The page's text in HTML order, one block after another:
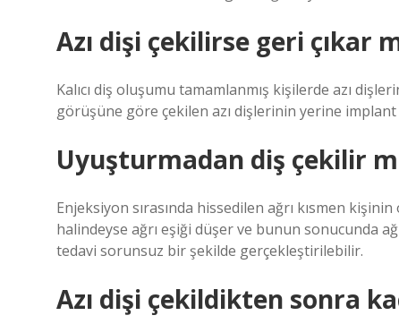
Azı dişi çekilirse geri çıkar
Kalıcı diş oluşumu tamamlanmış kişilerde azı
görüşüne göre çekilen azı dişlerinin yerine
Uyuşturmadan diş çekilir
Enjeksiyon sırasında hissedilen ağrı kısmen
halindeyse ağrı eşiği düşer ve bunun sonucunda
tedavi sorunsuz bir şekilde gerçekleştirilebilir.
Azı dişi çekildikten sonra